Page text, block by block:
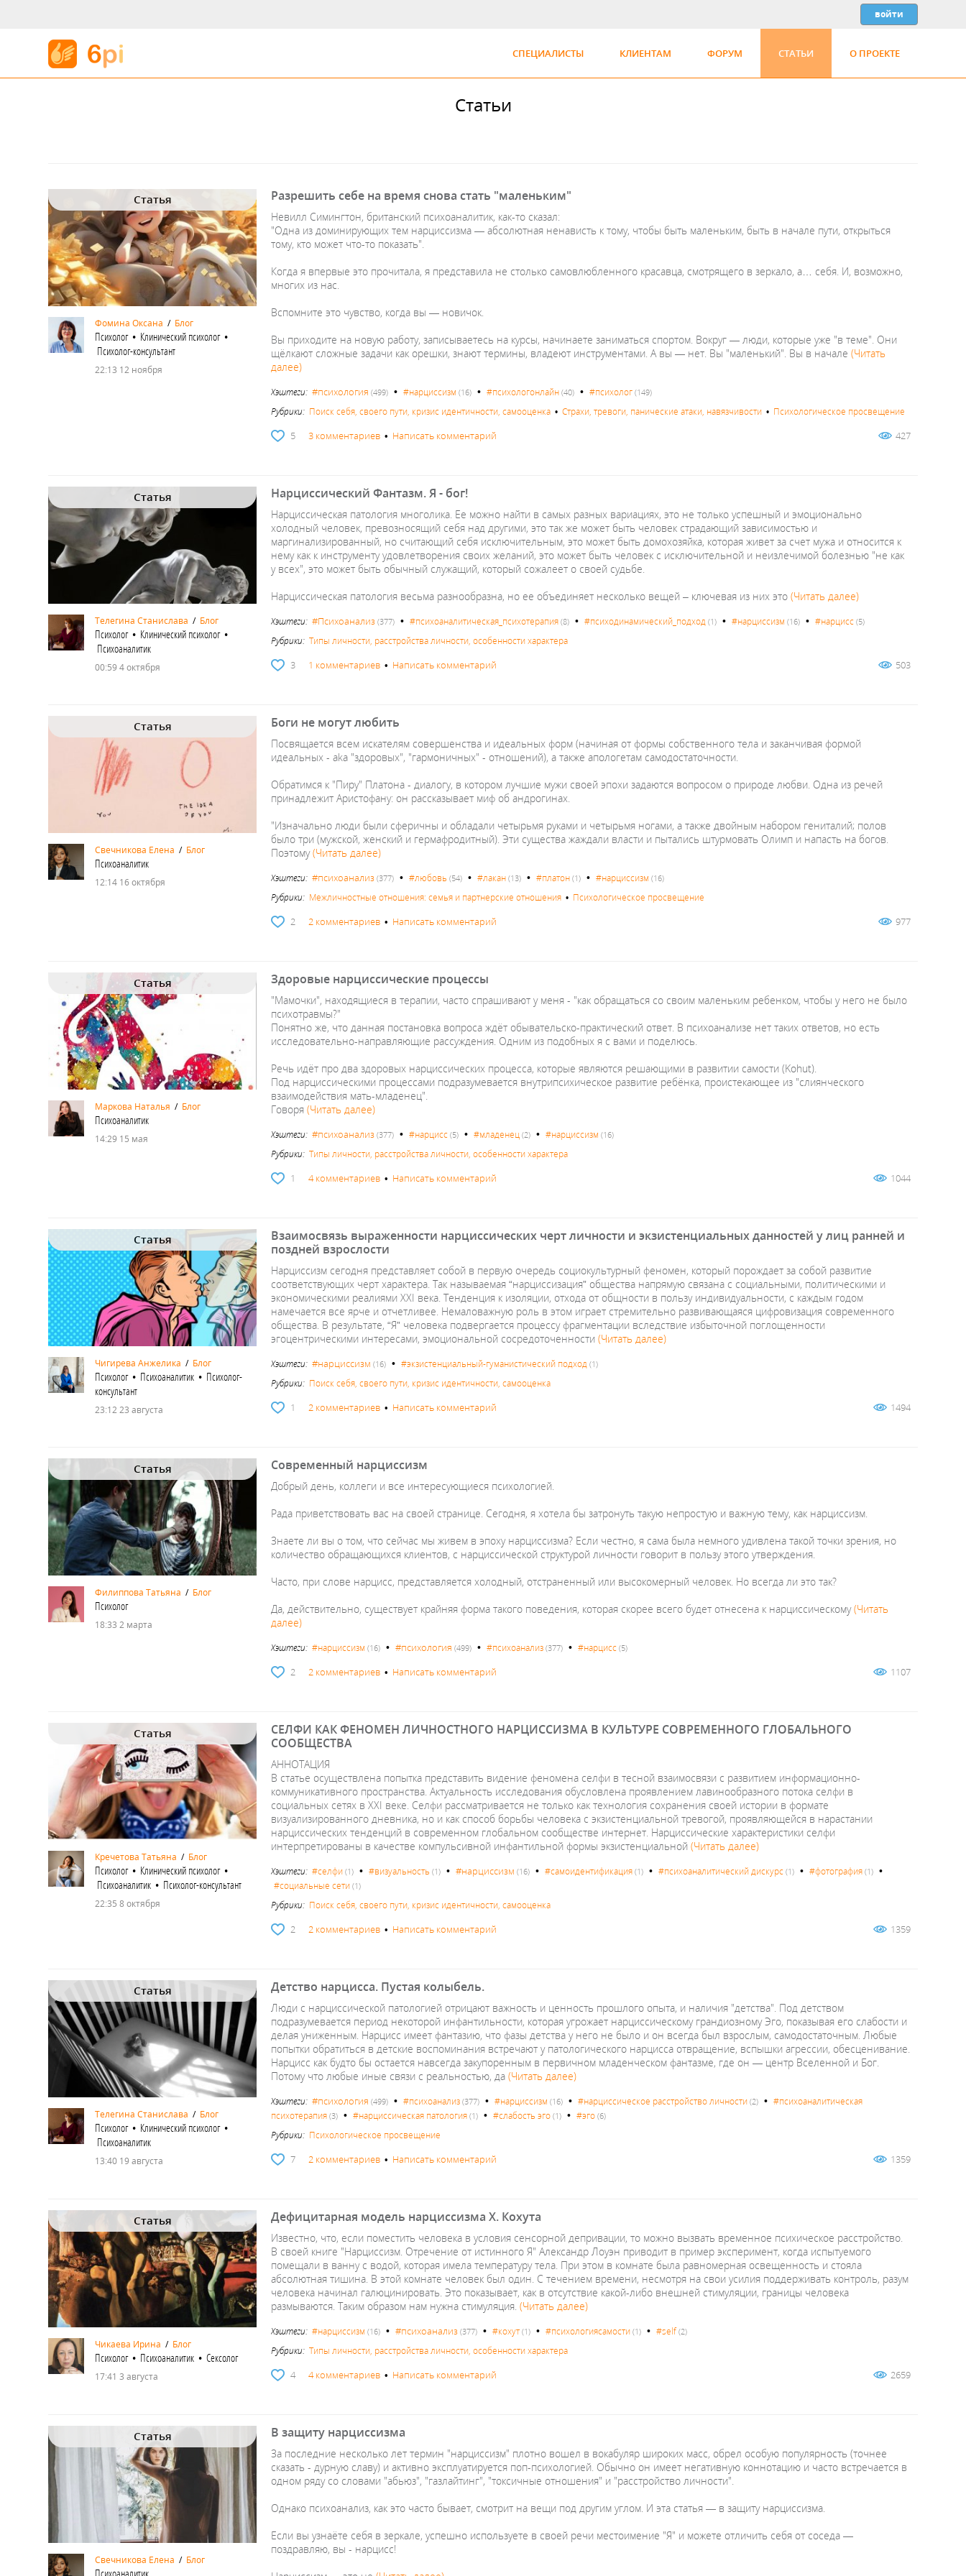
СПЕЦИАЛИСТЫ КЛИЕНТАМ ФОРУМ СТАТЬИ О ПРОЕКТЕ
Статьи
Статья
Фомина Оксана / Блог
Психолог • Клинический психолог •
Психолог-консультант
22:13 12 ноября
Разрешить себе на время снова стать "маленьким"
Невилл Симингтон, британский психоаналитик, как-то сказал:
"Одна из доминирующих тем нарциссизма — абсолютная ненависть к тому, чтобы быть маленьким, быть в начале пути, открыться
тому, кто может что-то показать".
Когда я впервые это прочитала, я представила не столько самовлюбленного красавца, смотрящего в зеркало, а… себя. И, возможно,
многих из нас.
Вспомните это чувство, когда вы — новичок.
Вы приходите на новую работу, записываетесь на курсы, начинаете заниматься спортом. Вокруг — люди, которые уже "в теме". Они
щёлкают сложные задачи как орешки, знают термины, владеют инструментами. А вы — нет. Вы "маленький". Вы в начале(Читать
далее)
Хэштеги:#психология (499) •#нарциссизм (16) •#психологонлайн (40) •#психолог (149)
Рубрики: Поиск себя, своего пути, кризис идентичности, самооценка •Страхи, тревоги, панические атаки, навязчивости • Психологическое просвещение
5 3 комментариев • Написать комментарий 427
Статья
Телегина Станислава / Блог
Психолог • Клинический психолог •
Психоаналитик
00:59 4 октября
Нарциссический Фантазм. Я - бог!
Нарциссическая патология многолика. Ее можно найти в самых разных вариациях, это не только успешный и эмоционально
холодный человек, превозносящий себя над другими, это так же может быть человек страдающий зависимостью и
маргинализированный, но считающий себя исключительным, это может быть домохозяйка, которая живет за счет мужа и относится к
нему как к инструменту удовлетворения своих желаний, это может быть человек с исключительной и неизлечимой болезнью "не как
у всех", это может быть обычный служащий, который сожалеет о своей судьбе.
Нарциссическая патология весьма разнообразна, но ее объединяет несколько вещей – ключевая из них это(Читать далее)
Хэштеги:#Психоанализ (377) •#психоаналитическая_психотерапия (8) •#психодинамический_подход (1) •#нарциссизм (16) •#нарцисс (5)
Рубрики:Типы личности, расстройства личности, особенности характера
3 1 комментариев • Написать комментарий 503
Статья
Свечникова Елена / Блог
Психоаналитик
12:14 16 октября
Боги не могут любить
Посвящается всем искателям совершенства и идеальных форм (начиная от формы собственного тела и заканчивая формой
идеальных - aka "здоровых", "гармоничных" - отношений), а также апологетам самодостаточности.
Обратимся к "Пиру" Платона - диалогу, в котором лучшие мужи своей эпохи задаются вопросом о природе любви. Одна из речей
принадлежит Аристофану: он рассказывает миф об андрогинах.
"Изначально люди были сферичны и обладали четырьмя руками и четырьмя ногами, а также двойным набором гениталий; полов
было три (мужской, женский и гермафродитный). Эти существа жаж­дали власти и пытались штурмовать Олимп и напасть на богов.
Поэтому(Читать далее)
Хэштеги:#психоанализ (377) •#любовь (54) •#лакан (13) •#платон (1) •#нарциссизм (16)
Рубрики: Межличностные отношения: семья и партнерские отношения • Психологическое просвещение
2 2 комментариев • Написать комментарий 977
Статья
Маркова Наталья / Блог
Психоаналитик
14:29 15 мая
Здоровые нарциссические процессы
⁣⁣"Мамочки", находящиеся в терапии, часто спрашивают у меня - "как обращаться со своим маленьким ребенком, чтобы у него не было
психотравмы?" ⁣⁣⠀
Понятно же, что данная постановка вопроса ждёт обывательско-практический ответ. В психоанализе нет таких ответов, но есть
исследовательно-направляющие рассуждения. Одним из подобных я с вами и поделюсь. ⁣⁣⠀
Речь идёт про два здоровых нарциссических процесса, которые являются решающими в развитии самости (Kohut). ⁣⁣⠀
Под нарциссическими процессами подразумевается внутрипсихическое развитие ребёнка, проистекающее из "слиянческого
взаимодействия мать-младенец". ⁣⁣⠀
Говоря(Читать далее)
Хэштеги:#психоанализ (377) •#нарцисс (5) •#младенец (2) •#нарциссизм (16)
Рубрики:Типы личности, расстройства личности, особенности характера
1 4 комментариев • Написать комментарий 1044
Статья
Чигирева Анжелика / Блог
Психолог • Психоаналитик • Психолог-
консультант
23:12 23 августа
Взаимосвязь выраженности нарциссических черт личности и экзистенциальных данностей у лиц ранней и
поздней взрослости
Нарциссизм сегодня представляет собой в первую очередь социокультурный феномен, который порождает за собой развитие
соответствующих черт характера. Так называемая “нарциссизация” общества напрямую связана с социальными, политическими и
экономическими реалиями XXI века. Тенденция к изоляции, отхода от общности в пользу индивидуальности, с каждым годом
намечается все ярче и отчетливее. Немаловажную роль в этом играет стремительно развивающаяся цифровизация современного
общества. В результате, “Я” человека подвергается процессу фрагментации вследствие избыточной поглощенности
эгоцентрическими интересами, эмоциональной сосредоточенности(Читать далее)
Хэштеги:#нарциссизм (16) •#экзистенциальный-гуманистический подход (1)
Рубрики: Поиск себя, своего пути, кризис идентичности, самооценка
1 2 комментариев • Написать комментарий 1494
Статья
Филиппова Татьяна / Блог
Психолог
18:33 2 марта
Современный нарциссизм
Добрый день, коллеги и все интересующиеся психологией.
Рада приветствовать вас на своей странице. Сегодня, я хотела бы затронуть такую непростую и важную тему, как нарциссизм.
Знаете ли вы о том, что сейчас мы живем в эпоху нарциссизма? Если честно, я сама была немного удивлена такой точки зрения, но
количество обращающихся клиентов, с нарциссической структурой личности говорит в пользу этого утверждения.
Часто, при слове нарцисс, представляется холодный, отстраненный или высокомерный человек. Но всегда ли это так?
Да, действительно, существует крайняя форма такого поведения, которая скорее всего будет отнесена к нарциссическому(Читать
далее)
Хэштеги:#нарциссизм (16) •#психология (499) •#психоанализ (377) •#нарцисс (5)
2 2 комментариев • Написать комментарий 1107
Статья
Кречетова Татьяна / Блог
Психолог • Клинический психолог •
Психоаналитик • Психолог-консультант
22:35 8 октября
СЕЛФИ КАК ФЕНОМЕН ЛИЧНОСТНОГО НАРЦИССИЗМА В КУЛЬТУРЕ СОВРЕМЕННОГО ГЛОБАЛЬНОГО
СООБЩЕСТВА
АННОТАЦИЯ
В статье осуществлена попытка представить видение феномена селфи в тесной взаимосвязи с развитием информационно-
коммуникативного пространства. Актуальность исследования обусловлена проявлением лавинообразного потока селфи в
социальных сетях в XXI веке. Селфи рассматривается не только как технология сохранения своей истории в формате
визуализированного дневника, но и как способ борьбы человека с экзистенциальной тревогой, проявляющейся в нарастании
нарциссических тенденций в современном глобальном сообществе интернет. Нарциссические характеристики селфи
интерпретированы в качестве компульсивной инфантильной формы экзистенциальной(Читать далее)
Хэштеги:#селфи (1) •#визуальность (1) •#нарциссизм (16) •#самоидентификация (1) •#психоаналитический дискурс (1) •#фотография (1) •
#социальные сети (1)
Рубрики: Поиск себя, своего пути, кризис идентичности, самооценка
2 2 комментариев • Написать комментарий 1359
Статья
Телегина Станислава / Блог
Психолог • Клинический психолог •
Психоаналитик
13:40 19 августа
Детство нарцисса. Пустая колыбель.
Люди с нарциссической патологией отрицают важность и ценность прошлого опыта, и наличия "детства". Под детством
подразумевается период некоторой инфантильности, которая угрожает нарциссическому грандиозному Эго, показывая его слабости и
делая униженным. Нарцисс имеет фантазию, что фазы детства у него не было и он всегда был взрослым, самодостаточным. Любые
попытки обратиться в детские воспоминания встречают у патологического нарцисса отвращение, вспышки агрессии, обесценивание.
Нарцисс как будто бы остается навсегда закупоренным в первичном младенческом фантазме, где он — центр Вселенной и Бог.
Потому что любые иные связи с реальностью, да(Читать далее)
Хэштеги:#психология (499) •#психоанализ (377) •#нарциссизм (16) •#нарциссическое расстройство личности (2) •#психоаналитическая
психотерапия (3) •#нарциссическая патология (1) •#слабость эго (1) •#эго (6)
Рубрики: Психологическое просвещение
7 2 комментариев • Написать комментарий 1359
Статья
Чикаева Ирина / Блог
Психолог • Психоаналитик • Сексолог
17:41 3 августа
Дефицитарная модель нарциссизма Х. Кохута
Известно, что, если поместить человека в условия сенсорной депривации, то можно вызвать временное психическое расстройство.
В своей книге "Нарциссизм. Отречение от истинного Я" Александр Лоуэн приводит в пример эксперимент, когда испытуемого
помещали в ванну с водой, которая имела температуру тела. При этом в комнате была равномерная освещенность и стояла
абсолютная тишина. В этой комнате человек был один. С течением времени, несмотря на свои усилия поддерживать контроль, разум
человека начинал галюцинировать. Это показывает, как в отсутствие какой-либо внешней стимуляции, границы человека
размываются. Таким образом нам нужна стимуляция.(Читать далее)
Хэштеги:#нарциссизм (16) •#психоанализ (377) •#кохут(1) •#психологиясамости (1) •#self(2)
Рубрики:Типы личности, расстройства личности, особенности характера
4 4 комментариев • Написать комментарий 2659
Статья
Свечникова Елена / Блог
В защиту нарциссизма
За последние несколько лет термин "нарциссизм" плотно вошел в вокабуляр широких масс, обрел особую популярность (точнее
сказать - дурную славу) и активно эксплуатируется поп-психологией. Обычно он имеет негативную коннотацию и часто встречается в
одном ряду со словами "абьюз", "газлайтинг", "токсичные отношения" и "расстройство личности".
Однако психоанализ, как это часто бывает, смотрит на вещи под другим углом. И эта статья — в защиту нарциссизма.
Если вы узнаёте себя в зеркале, успешно используете в своей речи местоимение "Я" и можете отличить себя от соседа —
поздравляю, вы - нарцисс!